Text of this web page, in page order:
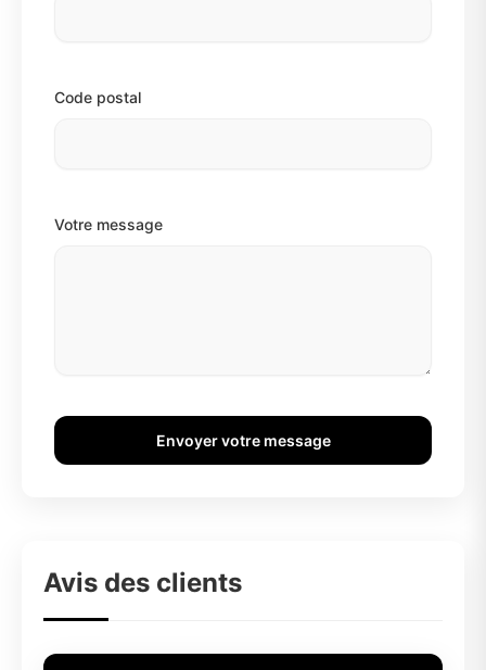
Code postal
Votre message
Envoyer votre message
Avis des clients